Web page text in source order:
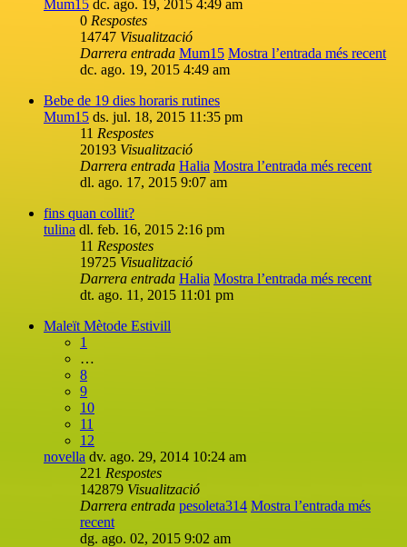
Mum15 dc. ago. 19, 2015 4:49 am
0 Respostes
14747 Visualització
Darrera entrada Mum15 Mostra l’entrada més recent
dc. ago. 19, 2015 4:49 am
Bebe de 19 dies horaris rutines
Mum15 ds. jul. 18, 2015 11:35 pm
11 Respostes
20193 Visualització
Darrera entrada Halia Mostra l’entrada més recent
dl. ago. 17, 2015 9:07 am
fins quan collit?
tulina dl. feb. 16, 2015 2:16 pm
11 Respostes
19725 Visualització
Darrera entrada Halia Mostra l’entrada més recent
dt. ago. 11, 2015 11:01 pm
Maleït Mètode Estivill
1
…
8
9
10
11
12
novella dv. ago. 29, 2014 10:24 am
221 Respostes
142879 Visualització
Darrera entrada pesoleta314 Mostra l’entrada més
recent
dg. ago. 02, 2015 9:02 am